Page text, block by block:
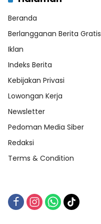
Beranda
Berlangganan Berita Gratis
Iklan
Indeks Berita
Kebijakan Privasi
Lowongan Kerja
Newsletter
Pedoman Media Siber
Redaksi
Terms & Condition